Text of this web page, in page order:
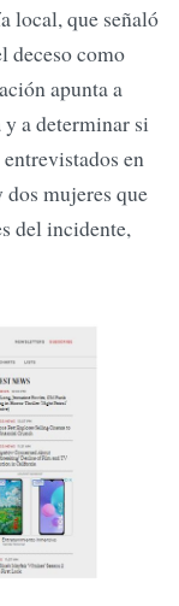
local, que señaló
deceso como
apunta a
a determinar si
en
mujeres que
del incidente,